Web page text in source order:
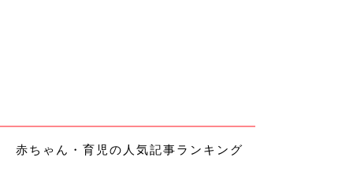
赤ちゃん・育児の人気記事ランキング